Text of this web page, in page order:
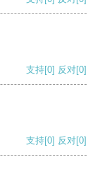
支持[0] 反对[0]
支持[0] 反对[0]